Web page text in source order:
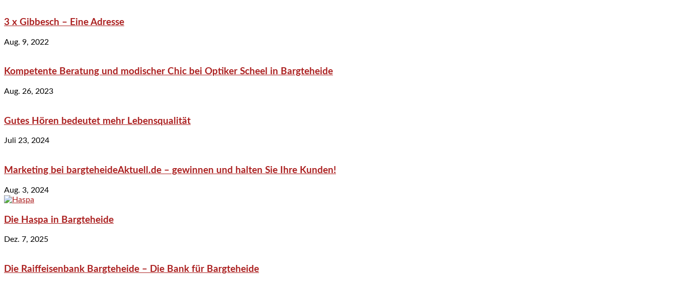
3 x Gibbesch – Eine Adresse
Aug. 9, 2022
Kompetente Beratung und modischer Chic bei Optiker Scheel in Bargteheide
Aug. 26, 2023
Gutes Hören bedeutet mehr Lebensqualität
Juli 23, 2024
Marketing bei bargteheideAktuell.de – gewinnen und halten Sie Ihre Kunden!
Aug. 3, 2024
Die Haspa in Bargteheide
Dez. 7, 2025
Die Raiffeisenbank Bargteheide – Die Bank für Bargteheide